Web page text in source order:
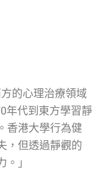
的心理治療領域
年代到東方學習靜
香港大學行為健
，但透過靜觀的
」